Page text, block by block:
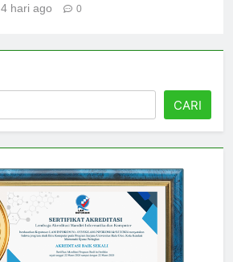
4 hari ago 0
CARI